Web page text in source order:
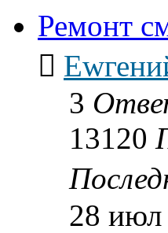
Ремонт
3
13120
28 июл